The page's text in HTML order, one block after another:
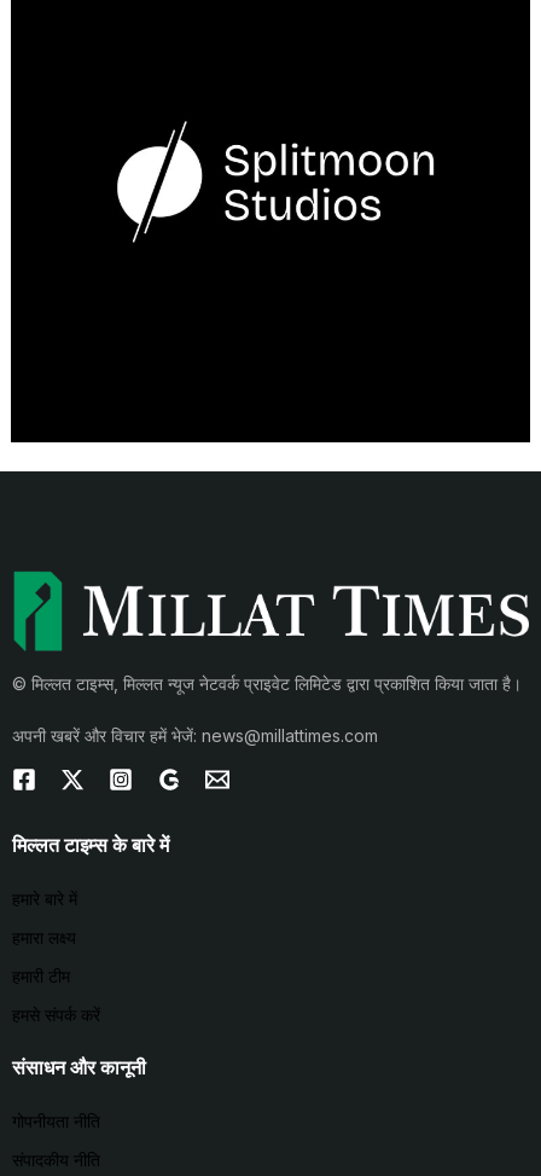
© मिल्लत टाइम्स, मिल्लत न्यूज नेटवर्क प्राइवेट लिमिटेड द्वारा प्रकाशित किया जाता है।
अपनी खबरें और विचार हमें भेजें: news@millattimes.com
मिल्लत टाइम्स के बारे में
हमारे बारे में
हमारा लक्ष्य
हमारी टीम
हमसे संपर्क करें
संसाधन और कानूनी
गोपनीयता नीति
संपादकीय नीति